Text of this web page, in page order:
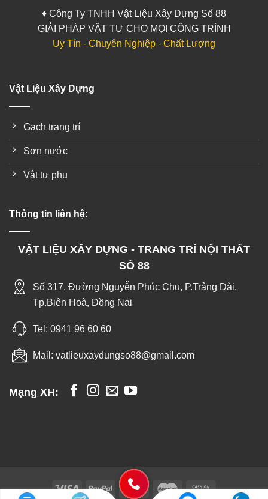
♦ Công Ty TNHH Vật Liệu Xây Dựng Số 88
GIẢI PHÁP VẬT TƯ CHO MỌI CÔNG TRÌNH
Uy Tín - Chuyên Nghiệp - Chất Lượng
Vật Liệu Xây Dựng
Gạch trang trí
Sơn nước
Vật tư phụ
Thông tin liên hệ:
VẬT LIỆU XÂY DỰNG - TRANG TRÍ NỘI THẤT
SỐ 88
Số 317, Đường Nguyễn Phúc Chu, P.Trảng Dài,
Tp.Biên Hoà, Đồng Nai
Tel: 0941 96 60 60
Mail: vatlieuxaydungso88@gmail.com
Mạng XH: